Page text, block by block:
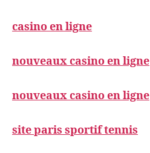
casino en ligne
nouveaux casino en ligne
nouveaux casino en ligne
site paris sportif tennis